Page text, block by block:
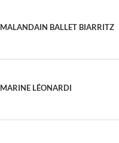
MALANDAIN BALLET BIARRITZ
MARINE LÉONARDI